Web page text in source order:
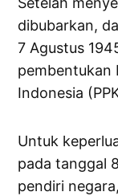
dibubarkan,
7 Agustus
pembentukan
Indonesia
Untuk
pada tanggal
pendiri